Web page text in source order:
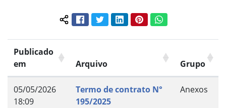
Compartilhar conteúdo:
FacebookTwitterLinkedInPinterestWhatsApp
Publicado
em
Arquivo Grupo
05/05/2026
18:09
Termo de contrato N°
195/2025
Anexos